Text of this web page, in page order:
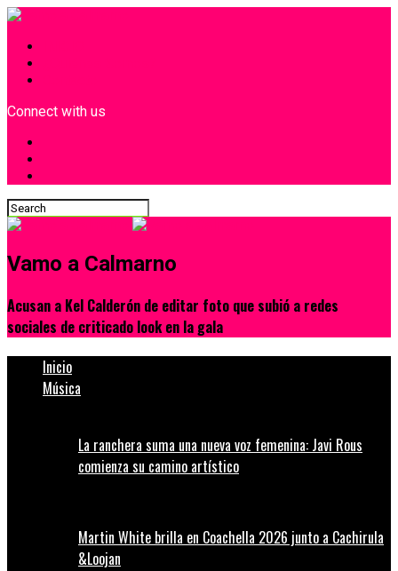
Connect with us
Vamo a Calmarno
Acusan a Kel Calderón de editar foto que subió a redes
sociales de criticado look en la gala
Inicio
Música
La ranchera suma una nueva voz femenina: Javi Rous
comienza su camino artístico
Martin White brilla en Coachella 2026 junto a Cachirula
&Loojan